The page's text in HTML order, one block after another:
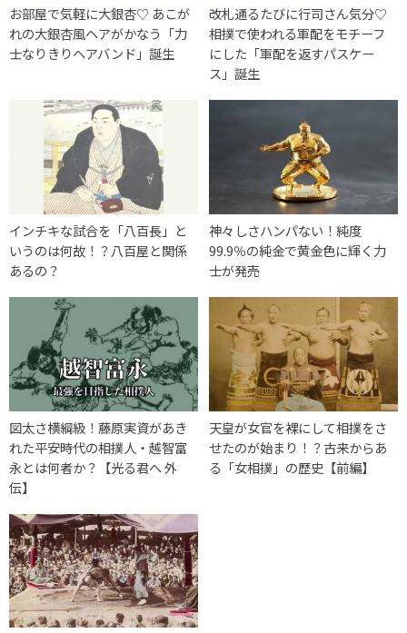
お部屋で気軽に大銀杏♡ あこが
れの大銀杏風ヘアがかなう「力
士なりきりヘアバンド」誕生
改札通るたびに行司さん気分♡
相撲で使われる軍配をモチーフ
にした「軍配を返すパスケー
ス」誕生
インチキな試合を「八百長」と
いうのは何故！？八百屋と関係
あるの？
神々しさハンパない！純度
99.9％の純金で黄金色に輝く力
士が発売
図太さ横綱級！藤原実資があき
れた平安時代の相撲人・越智富
永とは何者か？【光る君へ 外
伝】
天皇が女官を裸にして相撲をさ
せたのが始まり！？古来からあ
る「女相撲」の歴史【前編】